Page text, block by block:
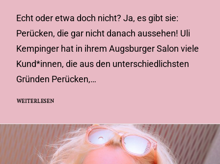
Echt oder etwa doch nicht? Ja, es gibt sie:
Perücken, die gar nicht danach aussehen! Uli
Kempinger hat in ihrem Augsburger Salon viele
Kund*innen, die aus den unterschiedlichsten
Gründen Perücken,…
WEITERLESEN